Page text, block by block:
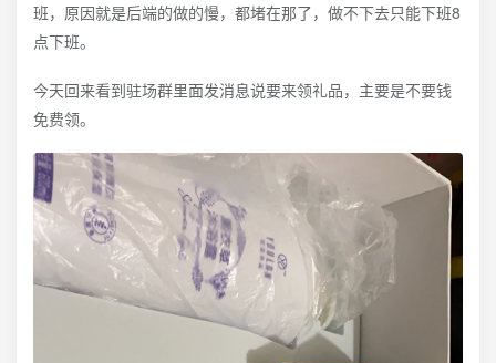
班，原因就是后端的做的慢，都堵在那了，做不下去只能下班8
点下班。
今天回来看到驻场群里面发消息说要来领礼品，主要是不要钱
免费领。